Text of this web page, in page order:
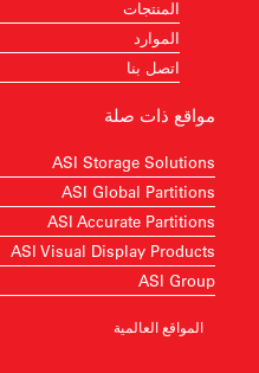
المنتجات
الموارد
اتصل بنا
مواقع ذات صلة
ASI Storage Solutions
ASI Global Partitions
ASI Accurate Partitions
ASI Visual Display Products
ASI Group
المواقع العالمية